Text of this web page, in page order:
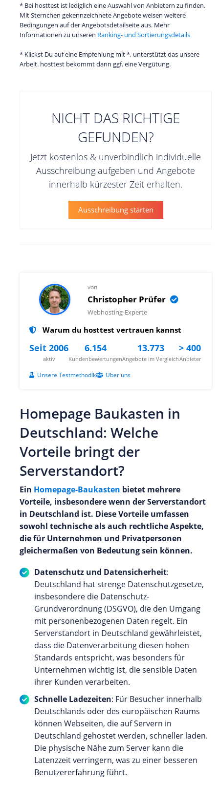
* Bei hosttest ist lediglich eine Auswahl von Anbietern zu finden.
Mit Sternchen gekennzeichnete Angebote weisen weitere
Bedingungen auf der Angebotsdetailseite aus. Mehr
Informationen zu unseren Ranking- und Sortierungsdetails
* Klickst Du auf eine Empfehlung mit *, unterstützt das unsere
Arbeit. hosttest bekommt dann ggf. eine Vergütung.
NICHT DAS RICHTIGE
GEFUNDEN?
Jetzt kostenlos & unverbindlich individuelle
Ausschreibung aufgeben und Angebote
innerhalb kürzester Zeit erhalten.
Ausschreibung starten
von
Christopher Prüfer
Webhosting-Experte
Warum du hosttest vertrauen kannst
Seit 2006
aktiv
6.154
Kundenbewertungen
13.773
Angebote im Vergleich
> 400
Anbieter
Unsere Testmethodik Über uns
Homepage Baukasten in
Deutschland: Welche
Vorteile bringt der
Serverstandort?
Ein Homepage-Baukasten bietet mehrere
Vorteile, insbesondere wenn der Serverstandort
in Deutschland ist. Diese Vorteile umfassen
sowohl technische als auch rechtliche Aspekte,
die für Unternehmen und Privatpersonen
gleichermaßen von Bedeutung sein können.
Datenschutz und Datensicherheit:
Deutschland hat strenge Datenschutzgesetze,
insbesondere die Datenschutz-
Grundverordnung (DSGVO), die den Umgang
mit personenbezogenen Daten regelt. Ein
Serverstandort in Deutschland gewährleistet,
dass die Datenverarbeitung diesen hohen
Standards entspricht, was besonders für
Unternehmen wichtig ist, die sensible Daten
ihrer Kunden verarbeiten.
Schnelle Ladezeiten: Für Besucher innerhalb
Deutschlands oder des europäischen Raums
können Webseiten, die auf Servern in
Deutschland gehostet werden, schneller laden.
Die physische Nähe zum Server kann die
Latenzzeit verringern, was zu einer besseren
Benutzererfahrung führt.